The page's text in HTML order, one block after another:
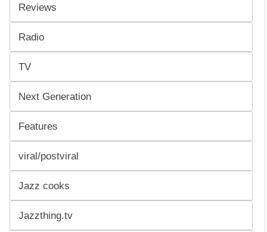
Reviews
Radio
TV
Next Generation
Features
viral/postviral
Jazz cooks
Jazzthing.tv